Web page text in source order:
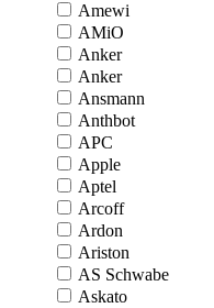
Amewi
AMiO
Anker
Anker
Ansmann
Anthbot
APC
Apple
Aptel
Arcoff
Ardon
Ariston
AS Schwabe
Askato